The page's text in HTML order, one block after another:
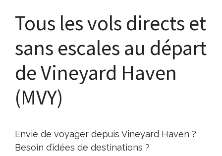
Tous les vols directs et
sans escales au départ
de Vineyard Haven
(MVY)
Envie de voyager depuis Vineyard Haven ?
Besoin d’idées de destinations ?